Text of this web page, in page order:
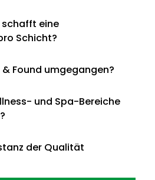
schafft eine
Schicht?
Found umgegangen?
und Spa-Bereiche
der Qualität